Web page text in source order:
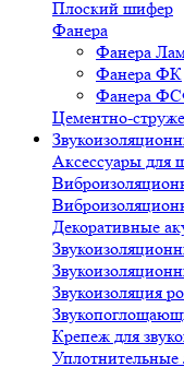
Плоский шифер
Фанера
Фанера
Фанера ФК
Фанера
Цементно-
Аксессуары для
Декоративные
Звукоизоляция
Крепеж для
Уплотнительные